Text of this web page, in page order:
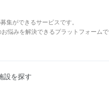
集ができるサービスです。
悩みを解決できるプラットフォームで
設を探す